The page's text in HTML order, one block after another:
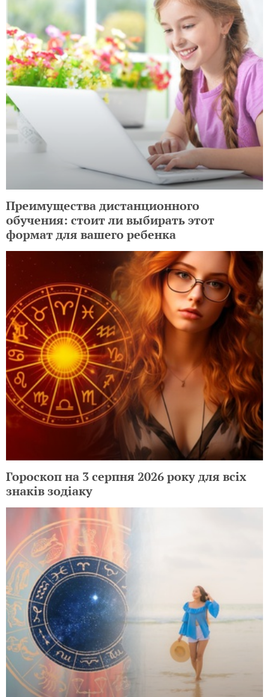
Преимущества дистанционного
обучения: стоит ли выбирать этот
формат для вашего ребенка
Гороскоп на 3 серпня 2026 року для всіх
знаків зодіаку